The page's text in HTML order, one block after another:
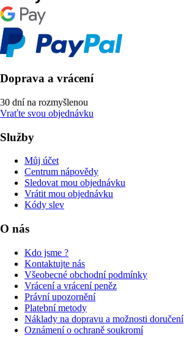
Doprava a vrácení
30 dní na rozmyšlenou
Vraťte svou objednávku
Služby
Můj účet
Centrum nápovědy
Sledovat mou objednávku
Vrátit mou objednávku
Kódy slev
O nás
Kdo jsme ?
Kontaktujte nás
Všeobecné obchodní podmínky
Vrácení a vrácení peněz
Právní upozornění
Platební metody
Náklady na dopravu a možnosti doručení
Oznámení o ochraně soukromí